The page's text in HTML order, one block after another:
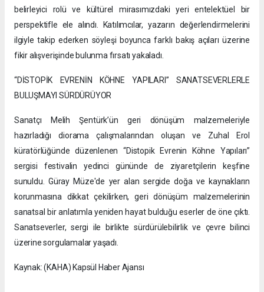
belirleyici rolü ve kültürel mirasımızdaki yeri entelektüel bir
perspektifle ele alındı. Katılımcılar, yazarın değerlendirmelerini
ilgiyle takip ederken söyleşi boyunca farklı bakış açıları üzerine
fikir alışverişinde bulunma fırsatı yakaladı.
“DİSTOPİK EVRENİN KÖHNE YAPILARI” SANATSEVERLERLE
BULUŞMAYI SÜRDÜRÜYOR
Sanatçı Melih Şentürk’ün geri dönüşüm malzemeleriyle
hazırladığı diorama çalışmalarından oluşan ve Zuhal Erol
küratörlüğünde düzenlenen “Distopik Evrenin Köhne Yapıları”
sergisi festivalin yedinci gününde de ziyaretçilerin keşfine
sunuldu. Güray Müze'de yer alan sergide doğa ve kaynakların
korunmasına dikkat çekilirken, geri dönüşüm malzemelerinin
sanatsal bir anlatımla yeniden hayat bulduğu eserler de öne çıktı.
Sanatseverler, sergi ile birlikte sürdürülebilirlik ve çevre bilinci
üzerine sorgulamalar yaşadı.
Kaynak: (KAHA) Kapsül Haber Ajansı